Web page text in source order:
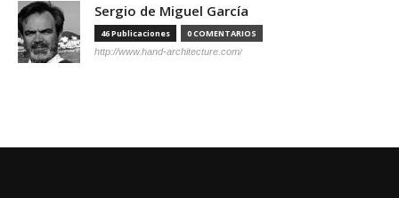
Sergio de Miguel García
46 Publicaciones 0 COMENTARIOS
http://www.hand-architecture.com/